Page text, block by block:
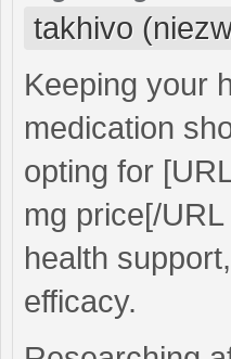
takhivo
Keeping your
medication
opting for
mg price[/
health
efficacy.